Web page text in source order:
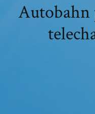
Autobahn